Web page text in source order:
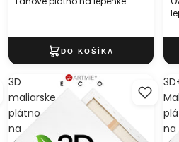
3D
maliarske
plátno
na
na